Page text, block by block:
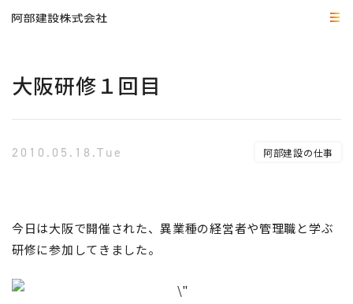
大阪研修１回目
2010.05.18.Tue 阿部建設の仕事
今日は大阪で開催された、異業種の経営者や管理職と学ぶ
研修に参加してきました。